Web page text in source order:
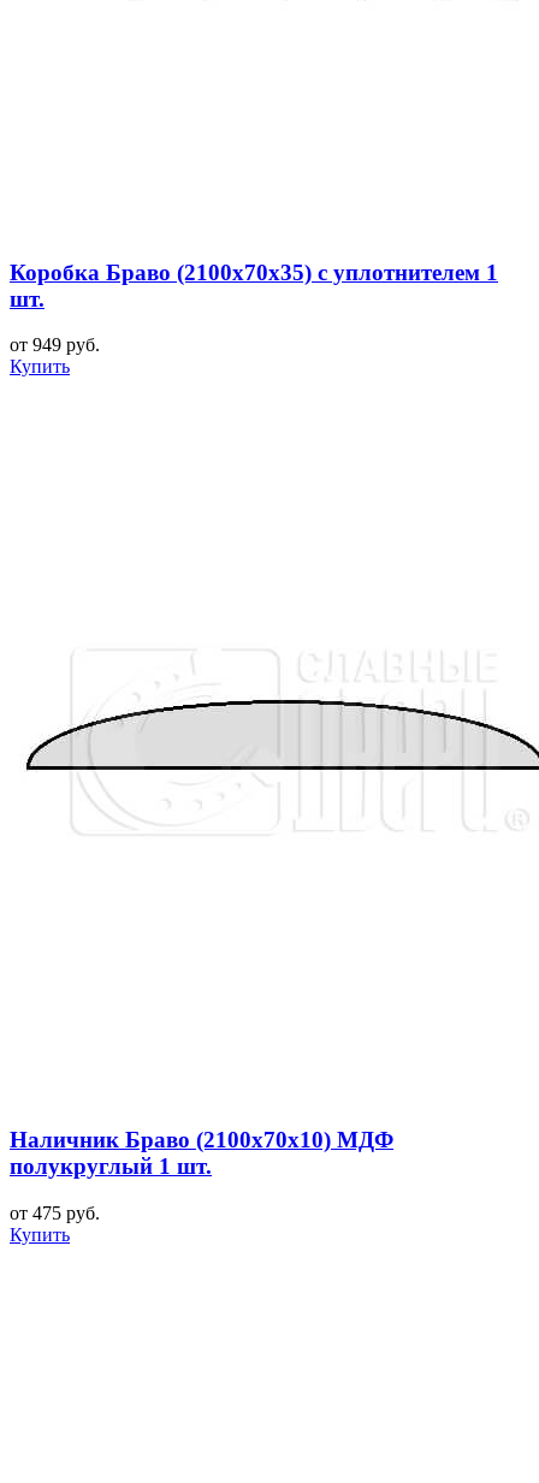
Коробка Браво (2100x70x35) с уплотнителем 1
шт.
от 949 руб.
Купить
Наличник Браво (2100x70x10) МДФ
полукруглый 1 шт.
от 475 руб.
Купить